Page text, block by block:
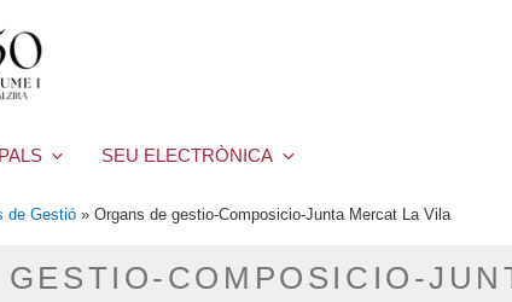
SEU ELECTRÒNICA
de Gestió » Organs de gestio-Composicio-Junta Mercat La Vila
COMPOSICIO-